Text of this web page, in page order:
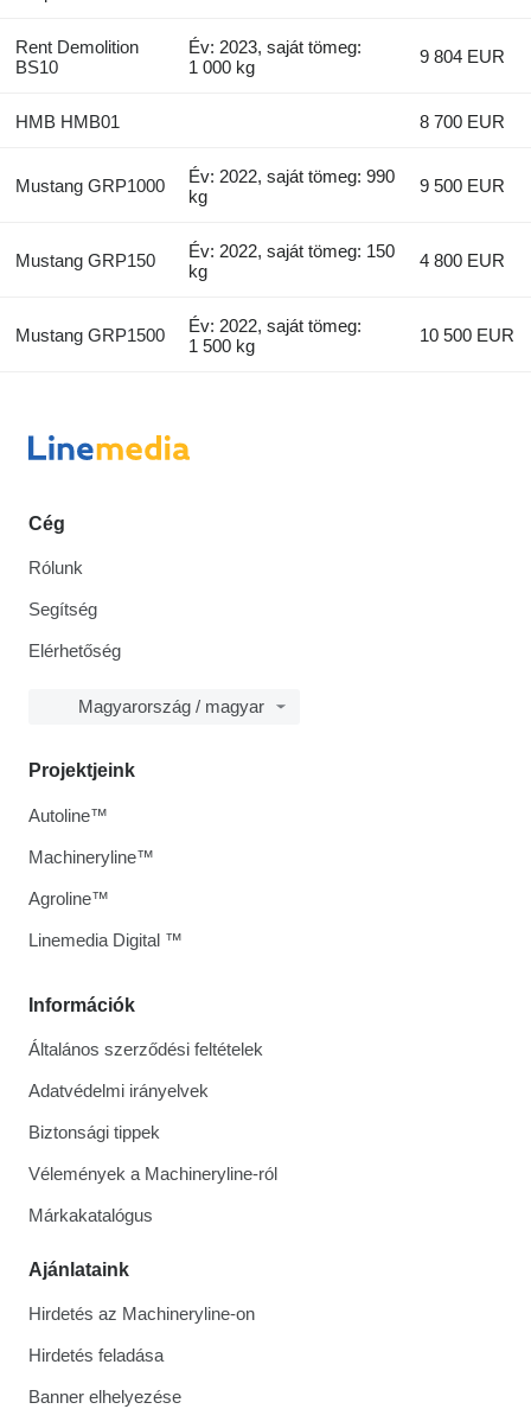
Rent Demolition
BS10
Év: 2023, saját tömeg:
1 000 kg
9 804 EUR
HMB HMB01 8 700 EUR
Mustang GRP1000
Év: 2022, saját tömeg: 990
kg
9 500 EUR
Mustang GRP150
Év: 2022, saját tömeg: 150
kg
4 800 EUR
Mustang GRP1500
Év: 2022, saját tömeg:
1 500 kg
10 500 EUR
Cég
Rólunk
Segítség
Elérhetőség
Magyarország / magyar
Információk
Általános szerződési feltételek
Adatvédelmi irányelvek
Biztonsági tippek
Vélemények a Machineryline-ról
Márkakatalógus
Ajánlataink
Hirdetés az Machineryline-on
Hirdetés feladása
Banner elhelyezése
Projektjeink
Autoline™
Machineryline™
Agroline™
Linemedia Digital ™